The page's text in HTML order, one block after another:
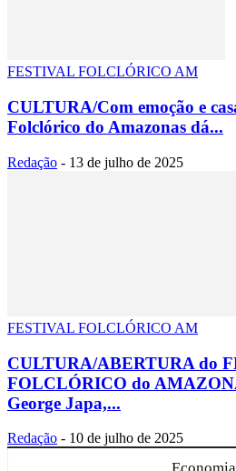
FESTIVAL FOLCLÓRICO AM
CULTURA/Com emoção e
Folclórico do Amazonas dá...
Redação - 13 de julho de 2025
FESTIVAL FOLCLÓRICO AM
CULTURA/ABERTURA do
FOLCLÓRICO do
George Japa,...
Redação - 10 de julho de 2025